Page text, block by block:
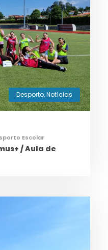
Desporto,Notícias
Escolar
/ Aula de